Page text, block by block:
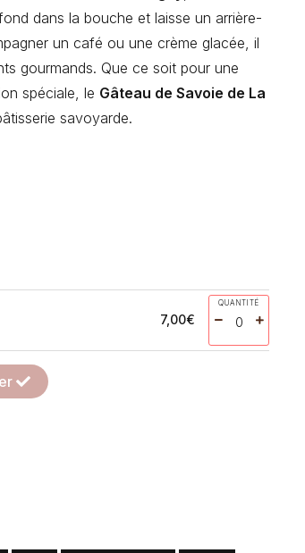
dans la bouche et laisse un arrière-
un café ou une crème glacée, il
gourmands. Que ce soit pour une
spéciale, le Gâteau de Savoie de La
savoyarde.
7,00€
QUANTITÉ